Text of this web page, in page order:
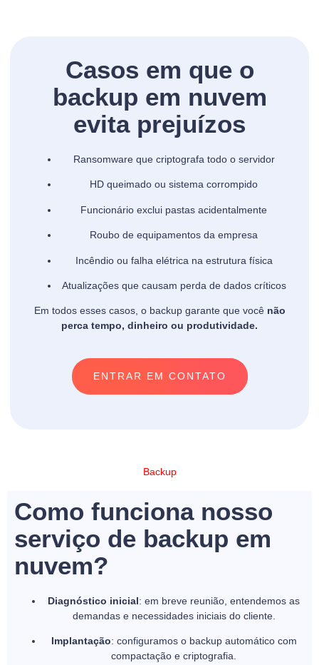
Casos em que o
backup em nuvem
evita prejuízos
Ransomware que criptografa todo o servidor
HD queimado ou sistema corrompido
Funcionário exclui pastas acidentalmente
Roubo de equipamentos da empresa
Incêndio ou falha elétrica na estrutura física
Atualizações que causam perda de dados críticos
Em todos esses casos, o backup garante que você não
perca tempo, dinheiro ou produtividade.
ENTRAR EM CONTATO
Backup
Como funciona nosso
serviço de backup em
nuvem?
Diagnóstico inicial: em breve reunião, entendemos as
demandas e necessidades iniciais do cliente.
Implantação: configuramos o backup automático com
compactação e criptografia.